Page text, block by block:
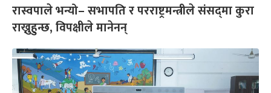
रास्वपाले भन्यो– सभापति र परराष्ट्रमन्त्रीले संसद्‌मा कुरा
राख्नुहुन्छ, विपक्षीले मानेनन्